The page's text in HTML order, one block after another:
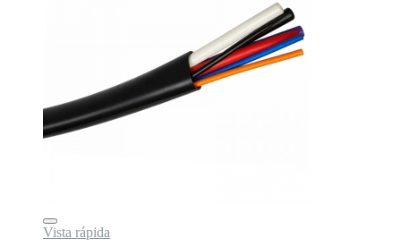
Vista rápida